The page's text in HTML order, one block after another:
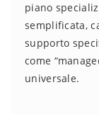
piano
semplificata,
supporto
come
universale.